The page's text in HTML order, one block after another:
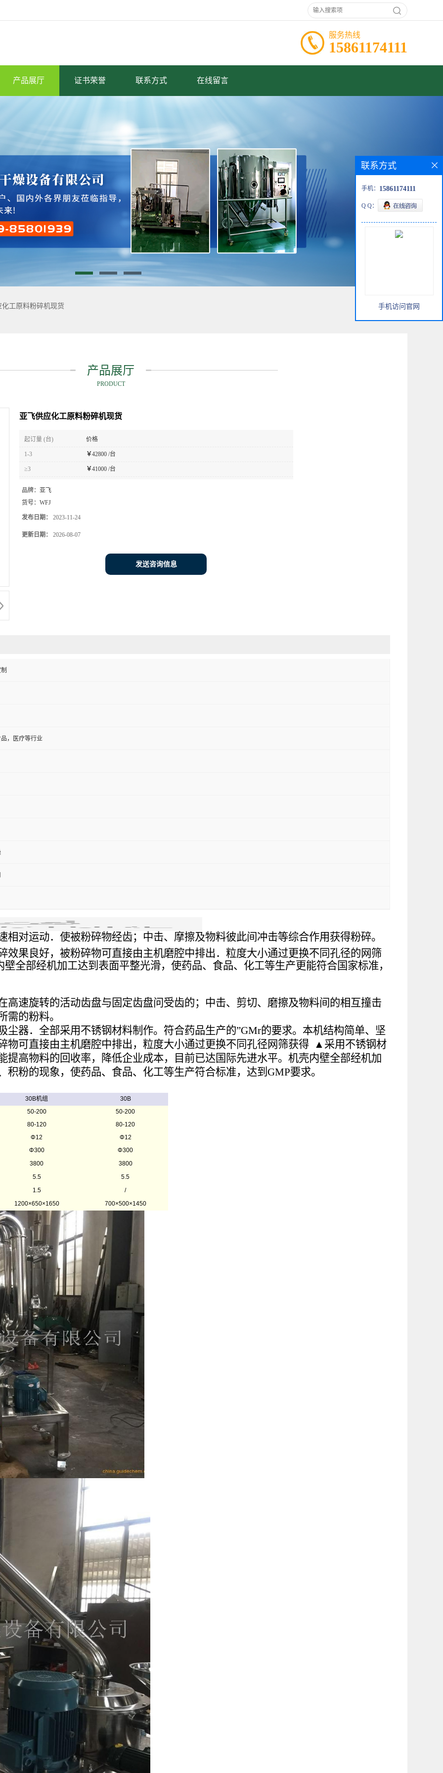
服务热线
15861174111
产品展厅 证书荣誉 联系方式 在线留言
化工原料粉碎机现货
产品展厅
PRODUCT
亚飞供应化工原料粉碎机现货
起订量 (台) 价格
1-3 ￥42800 /台
≥3 ￥41000 /台
品牌： 亚飞
货号： WFJ
发布日期： 2023-11-24
更新日期： 2026-08-07
发送咨询信息
，医疗等行业
对运动．使被粉碎物经齿；中击、摩擦及物料彼此间冲击等综合作用获得粉碎。
效果良好，被粉碎物可直接由主机磨腔中排出．粒度大小通过更换不同孔径的网筛
全部经机加工达到表面平整光滑，使药品、食品、化工等生产更能符合国家标准，
高速旋转的活动齿盘与固定齿盘问受齿的；中击、剪切、磨擦及物料间的相互撞击
需的粉料。
尘器．全部采用不锈钢材料制作。符合药品生产的”GMr的要求。本机结构简单、坚
物可直接由主机磨腔中排出，粒度大小通过更换不同孔径网筛获得 ▲采用不锈钢材
提高物料的回收率，降低企业成本，目前已达国际先进水平。机壳内壁全部经机加
粉的现象，使药品、食品、化工等生产符合标准，达到GMP要求。
30B机组
30B
50-200
50-200
80-120
80-120
Φ12
Φ12
Φ300
Φ300
3800
3800
5.5
5.5
1.5
/
1200×650×1650
700×500×1450
联系方式
手机： 15861174111
Q Q：
手机访问官网